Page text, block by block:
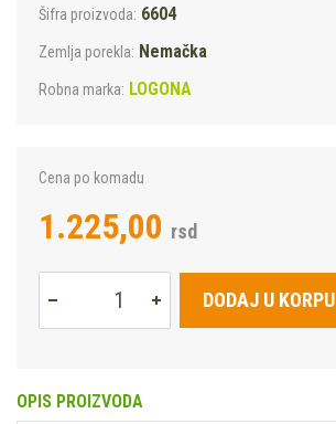
Šifra proizvoda: 6604
Zemlja porekla: Nemačka
Robna marka: LOGONA
Cena po komadu
1.225,00 rsd
DODAJ U KORPU
OPIS PROIZVODA